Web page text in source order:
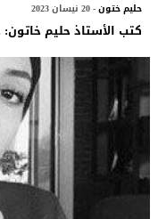
حليم ختون- 20 نيسان 2023
كتب الأستاذ حليم خاتون: